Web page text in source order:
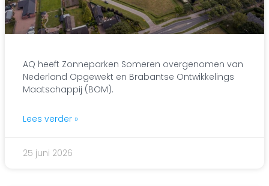
AQ heeft Zonneparken Someren overgenomen van
Nederland Opgewekt en Brabantse Ontwikkelings
Maatschappij (BOM).
Lees verder »
25 juni 2026